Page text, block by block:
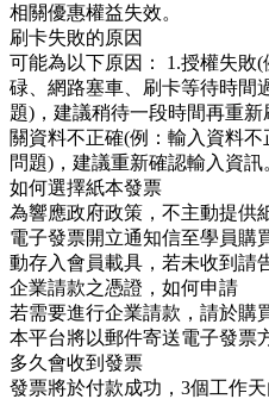
相關優惠權益失效。
刷卡失敗的原因
可能為以下原因： 1.授權失敗
碌、網路塞車、刷卡等待時間
題)，建議稍待一段時間再重
關資料不正確(例：輸入資料
問題)，建議重新確認輸入資訊
如何選擇紙本發票
為響應政府政策，不主動提供
電子發票開立通知信至學員購
動存入會員載具，若未收到請
企業請款之憑證，如何申請
若需要進行企業請款，請於購
本平台將以郵件寄送電子發票
多久會收到發票
發票將於付款成功，3個工作天